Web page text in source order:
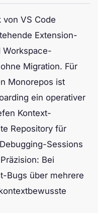
von VS Code
Extension-
Workspace-
Migration. Für
Monorepos ist
ein operativer
Kontext-
Repository für
Sessions
Bei
Bugs über mehrere